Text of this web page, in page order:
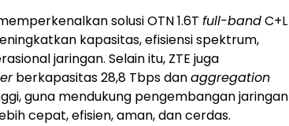
solusi OTN 1.6T full-bandC+L
kapasitas, efisiensi spektrum,
jaringan. Selain itu, ZTE juga
berkapasitas 28,8 Tbps danaggregation
guna mendukung pengembangan jaringan
cepat, efisien, aman, dan cerdas.